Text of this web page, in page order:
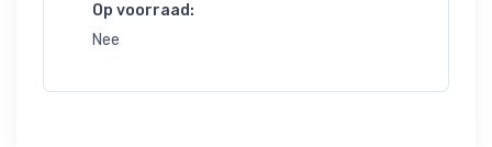
Op voorraad:
Nee